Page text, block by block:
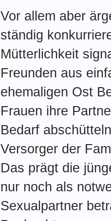
Vor allem aber
ständig
Mütterlichkeit
Freunden aus
ehemaligen Ost
Frauen ihre
Bedarf
Versorger der
Das prägt die
nur noch als
Sexualpartner